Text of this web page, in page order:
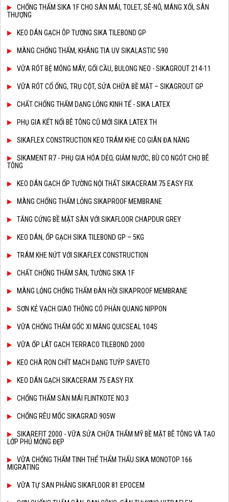
CHỐNG THẤM SIKA 1F CHO SÀN MÁI, TOLET, SÊ-NÔ, MÁNG XỐI, SÂN
THƯỢNG
KEO DÁN GẠCH ÔP TƯỜNG SIKA TILEBOND GP
MÀNG CHỐNG THẤM, KHÁNG TIA UV SIKALASTIC 590
VỮA RÓT BỆ MÓNG MÁY, GỐI CẦU, BULONG NEO - SIKAGROUT 214-11
VỮA RÓT CỔ ỐNG, TRỤ CỘT, SỬA CHỮA BỀ MẶT – SIKAGROUT GP
CHẤT CHỐNG THẤM DẠNG LỎNG KINH TẾ - SIKA LATEX
PHỤ GIA KẾT NỐI BÊ TÔNG CŨ MỚI SIKA LATEX TH
SIKAFLEX CONSTRUCTION KEO TRÁM KHE CO GIÃN ĐA NĂNG
SIKAMENT R7 - PHỤ GIA HÓA DẺO, GIẢM NƯỚC, BÙ CO NGÓT CHO BÊ
TÔNG
KEO DÁN GẠCH ỐP TƯỜNG NỘI THẤT SIKACERAM 75 EASY FIX
MÀNG CHỐNG THẤM LỎNG SIKAPROOF MEMBRANE
TĂNG CỨNG BỀ MẶT SÀN VỚI SIKAFLOOR CHAPDUR GREY
KEO DÁN, ỐP GẠCH SIKA TILEBOND GP – 5KG
TRÁM KHE NỨT VỚI SIKAFLEX CONSTRUCTION
CHẤT CHỐNG THẤM SÀN, TƯỜNG SIKA 1F
MÀNG LỎNG CHỐNG THẤM ĐÀN HỒI SIKAPROOF MEMBRANE
SƠN KẺ VẠCH GIAO THÔNG CÓ PHẢN QUANG NIPPON
VỮA CHỐNG THẤM GỐC XI MĂNG QUICSEAL 104S
VỮA ỐP LÁT GẠCH TERRACO TILEBOND 2000
KEO CHÀ RON CHÍT MẠCH DẠNG TUÝP SAVETO
KEO DÁN GẠCH SIKACERAM 75 EASY FIX
CHỐNG THẤM SÀN MÁI FLINTKOTE NO.3
CHỐNG RÊU MỐC SIKAGRAD 905W
SIKAREFIT 2000 - VỮA SỬA CHỮA THẨM MỸ BỀ MẶT BÊ TÔNG VÀ TẠO
LỚP PHỦ MỎNG ĐẸP
VỮA CHỐNG THẤM TINH THỂ THẨM THẤU SIKA MONOTOP 166
MIGRATING
VỮA TỰ SAN PHẲNG SIKAFLOOR 81 EPOCEM